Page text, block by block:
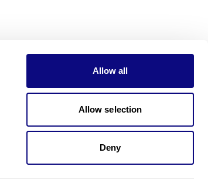
Allow all
Allow selection
Deny